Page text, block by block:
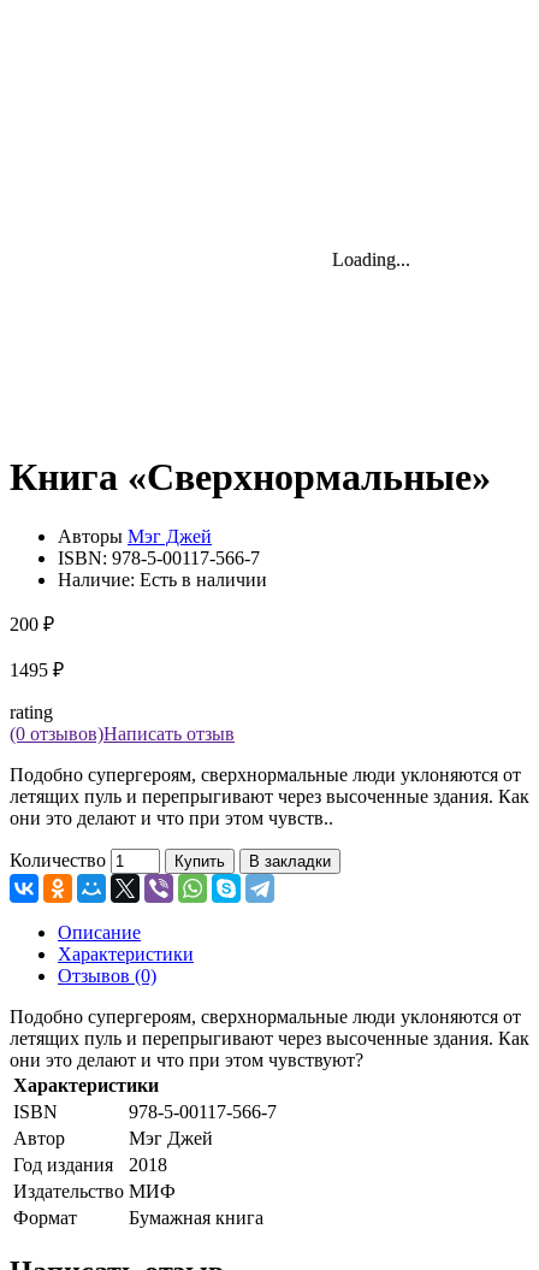
Loading...
Loading...
Loading...
Книга «Сверхнормальные»
Авторы Мэг Джей
ISBN: 978-5-00117-566-7
Наличие: Есть в наличии
200 ₽
1495 ₽
rating
(0 отзывов)Написать отзыв
Подобно супергероям, сверхнормальные люди уклоняются от
летящих пуль и перепрыгивают через высоченные здания. Как
они это делают и что при этом чувств..
Количество Купить В закладки
Описание
Характеристики
Отзывов (0)
Подобно супергероям, сверхнормальные люди уклоняются от
летящих пуль и перепрыгивают через высоченные здания. Как
они это делают и что при этом чувствуют?
Характеристики
ISBN
978-5-00117-566-7
Автор
Мэг Джей
Год издания
2018
Издательство МИФ
Формат
Бумажная книга